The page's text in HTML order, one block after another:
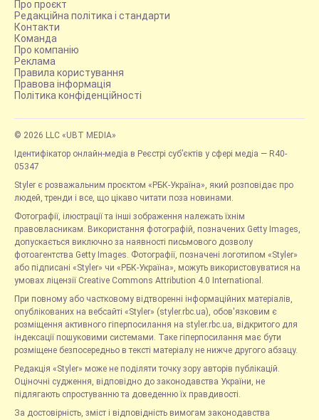
Про проєкт
Редакційна політика і стандарти
Контакти
Команда
Про компанію
Реклама
Правила користування
Правова інформація
Політика конфіденційності
© 2026 LLC «UBT MEDIA»
Ідентифікатор онлайн-медіа в Реєстрі суб’єктів у сфері медіа — R40-
05347
Styler є розважальним проєктом «РБК-Україна», який розповідає про
людей, тренди і все, що цікаво читати поза новинами.
Фотографії, ілюстрації та інші зображення належать їхнім
правовласникам. Використання фотографій, позначених Getty Images,
допускається виключно за наявності письмового дозволу
фотоагентства Getty Images. Фотографії, позначені логотипом «Styler»
або підписані «Styler» чи «РБК-Україна», можуть використовуватися на
умовах ліцензії Creative Commons Attribution 4.0 International.
При повному або частковому відтворенні інформаційних матеріалів,
опублікованих на вебсайті «Styler» (styler.rbc.ua), обов'язковим є
розміщення активного гіперпосилання на styler.rbc.ua, відкритого для
індексації пошуковими системами. Таке гіперпосилання має бути
розміщене безпосередньо в тексті матеріалу не нижче другого абзацу.
Редакція «Styler» може не поділяти точку зору авторів публікацій.
Оціночні судження, відповідно до законодавства України, не
підлягають спростуванню та доведенню їх правдивості.
За достовірність, зміст і відповідність вимогам законодавства